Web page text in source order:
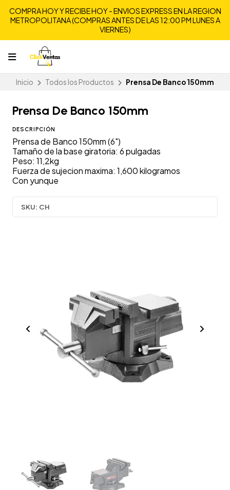
COMPRA HOY Y RECIBE HOY - ENVIOS EXPRESS EN LA REGION
METROPOLITANA (COMPRAS ANTES DE LAS 12:00 PM LUNES A
VIERNES)
Inicio Todos los Productos Prensa De Banco 150mm
Prensa De Banco 150mm
DESCRIPCIÓN
Prensa de Banco 150mm (6")
Tamaño de la base giratoria: 6 pulgadas
Peso: 11,2kg
Fuerza de sujecion maxima: 1,600 kilogramos
Con yunque
SKU: CH